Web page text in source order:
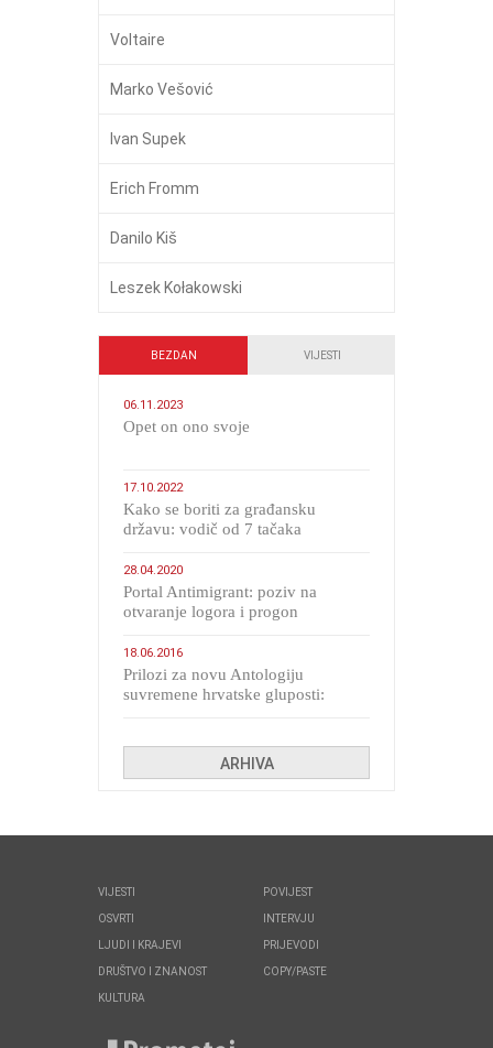
Voltaire
Marko Vešović
Ivan Supek
Erich Fromm
Danilo Kiš
Leszek Kołakowski
BEZDAN VIJESTI
06.11.2023
​Opet on ono svoje
17.10.2022
Kako se boriti za građansku
državu: vodič od 7 tačaka
28.04.2020
Portal Antimigrant: poziv na
otvaranje logora i progon
18.06.2016
Prilozi za novu Antologiju
suvremene hrvatske gluposti:
ARHIVA
VIJESTI
OSVRTI
LJUDI I KRAJEVI
DRUŠTVO I ZNANOST
KULTURA
POVIJEST
INTERVJU
PRIJEVODI
COPY/PASTE